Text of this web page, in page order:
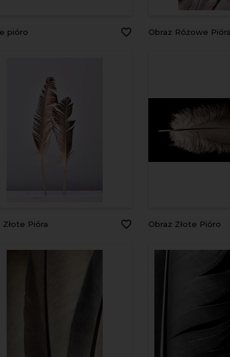
pióro Obraz Różowe Pióra
Złote Pióra Obraz Złote Pióro